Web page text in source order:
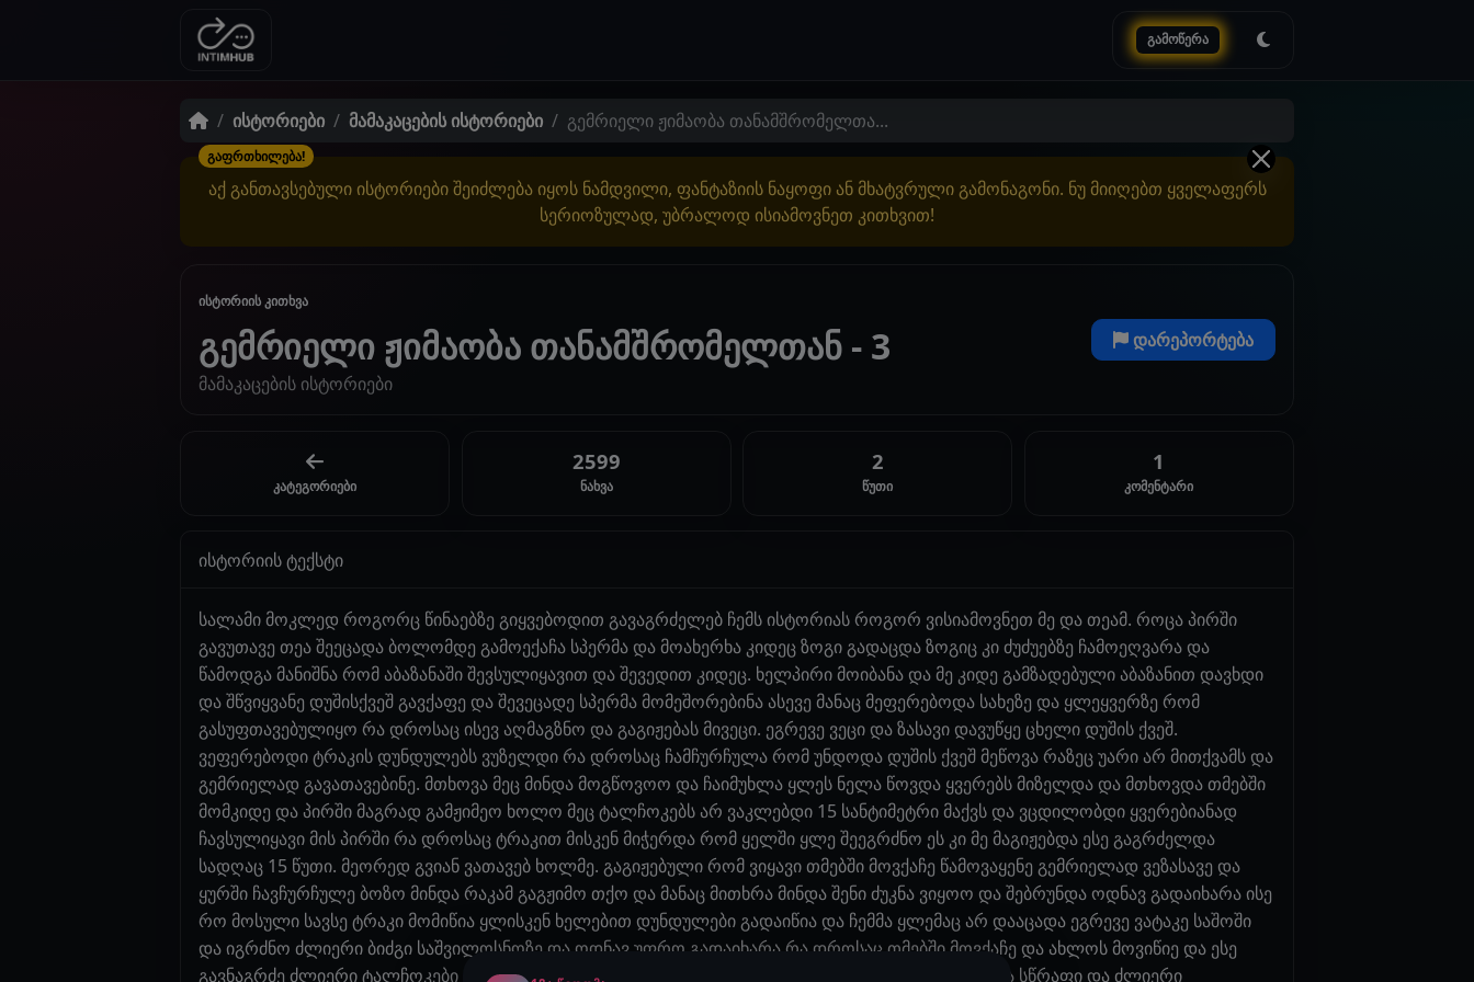
გამოწერა
ისტორიები მამაკაცების ისტორიები გემრიელი ჟიმაობა თანამშრომელთა...
გაფრთხილება!
აქ განთავსებული ისტორიები შეიძლება იყოს ნამდვილი, ფანტაზიის ნაყოფი ან მხატვრული გამონაგონი. ნუ მიიღებთ ყველაფერს
სერიოზულად, უბრალოდ ისიამოვნეთ კითხვით!
ისტორიის კითხვა
გემრიელი ჟიმაობა თანამშრომელთან - 3
მამაკაცების ისტორიები
დარეპორტება
კატეგორიები
2599
ნახვა
2
წუთი
1
კომენტარი
ისტორიის ტექსტი
სალამი მოკლედ როგორც წინაებზე გიყვებოდით გავაგრძელებ ჩემს ისტორიას როგორ ვისიამოვნეთ მე და თეამ. როცა პირში
გავუთავე თეა შეეცადა ბოლომდე გამოექაჩა სპერმა და მოახერხა კიდეც ზოგი გადაცდა ზოგიც კი ძუძუებზე ჩამოეღვარა და
წამოდგა მანიშნა რომ აბაზანაში შევსულიყავით და შევედით კიდეც. ხელპირი მოიბანა და მე კიდე გამზადებული აბაზანით დავხდი
და შწვიყვანე დუშისქვეშ გავქაფე და შევეცადე სპერმა მომეშორებინა ასევე მანაც მეფერებოდა სახეზე და ყლეყვერზე რომ
გასუფთავებულიყო რა დროსაც ისევ აღმაგზნო და გაგიჟებას მივეცი. ეგრევე ვეცი და ზასავი დავუწყე ცხელი დუშის ქვეშ.
ვეფერებოდი ტრაკის დუნდულებს ვუზელდი რა დროსაც ჩამჩურჩულა რომ უნდოდა დუშის ქვეშ მეწოვა რაზეც უარი არ მითქვამს და
გემრიელად გავათავებინე. მთხოვა მეც მინდა მოგწოვოო და ჩაიმუხლა ყლეს ნელა წოვდა ყვერებს მიზელდა და მთხოვდა თმებში
მომკიდე და პირში მაგრად გამჟიმეო ხოლო მეც ტალჩოკებს არ ვაკლებდი 15 სანტიმეტრი მაქვს და ვცდილობდი ყვერებიანად
ჩავსულიყავი მის პირში რა დროსაც ტრაკით მისკენ მიჭერდა რომ ყელში ყლე შეეგრძნო ეს კი მე მაგიჟებდა ესე გაგრძელდა
სადღაც 15 წუთი. მეორედ გვიან ვათავებ ხოლმე. გაგიჟებული რომ ვიყავი თმებში მოვქაჩე წამოვაყენე გემრიელად ვეზასავე და
ყურში ჩავჩურჩულე ბოზო მინდა რაკამ გაგჟიმო თქო და მანაც მითხრა მინდა შენი ძუკნა ვიყოო და შებრუნდა ოდნავ გადაიხარა ისე
რო მოსული სავსე ტრაკი მომიწია ყლისკენ ხელებით დუნდულები გადაიწია და ჩემმა ყლემაც არ დააცადა ეგრევე ვატაკე საშოში
და იგრძნო ძლიერი ბიძგი საშვილოსნოზე და ოდნავ უფრო გადაიხარა რა დროსაც თმებში მოვქაჩე და ახლოს მოვიწიე და ესე
გავნაგრძე ძლიერი ტალჩოკები ძლიერად და გაუჩერებლად. ბოლომდე გამომქონდა და შემქონდა სწრაფი და ძლიერი